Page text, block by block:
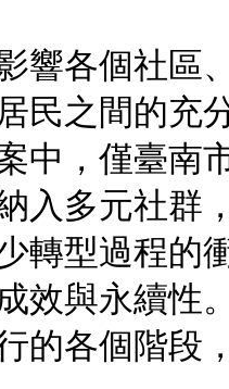
響各個社區
民之間的充
中，僅臺南
入多元社群
轉型過程的
效與永續性
的各個階段